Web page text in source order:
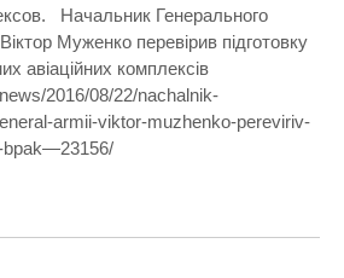
Начальник Генерального
Муженко перевірив підготовку
авіаційних комплексів
2016/08/22/nachalnik-
armii-viktor-muzhenko-pereviriv-
bpak—23156/